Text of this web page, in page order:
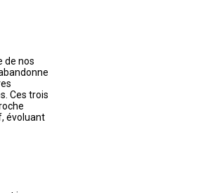
de nos
Ces trois
évoluant